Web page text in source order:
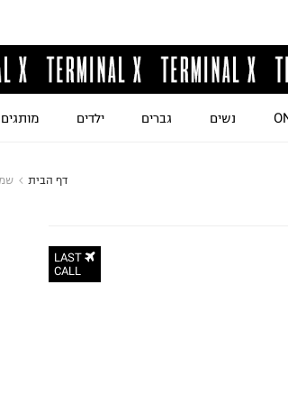
נשים גברים ילדים מותגים
דף הבית
LAST
CALL